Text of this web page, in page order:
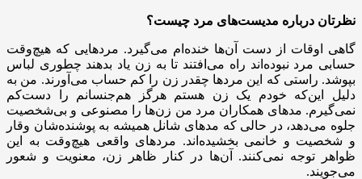
نظرتان درباره مدیست‌های مرد چیست؟
گاهی اوقات از دست آن‌ها خنده‌ام می‌گیرد. مردهایی که هیچ‌وقت
حسابی مرد نبوده‌اند راه می‌افتند تا به زن یاد بدهند چطوری لباس
بپوشد. راستی که این مردها چقدر زن را کم حساب می‌آورند. من به
دلیل این‌که خودم یک زن هستم هرگز هم‌جنسانم را دست‌کم
نمی‌گیرم. مدهای همکاران مرد من زن‌ها را مصنوعی و بی‌شخصیت
جلوه می‌دهد، در حالی که مدهای شانل همیشه به پوشنده‌شان وقار
و شخصیت و خانمی بخشیده‌اند. مردهای واقعی هیچ‌وقت به این
ظواهر توجه نمی‌کنند. آن‌ها در کنار ظاهر زن، معنویت و شعور
می‌جویند.